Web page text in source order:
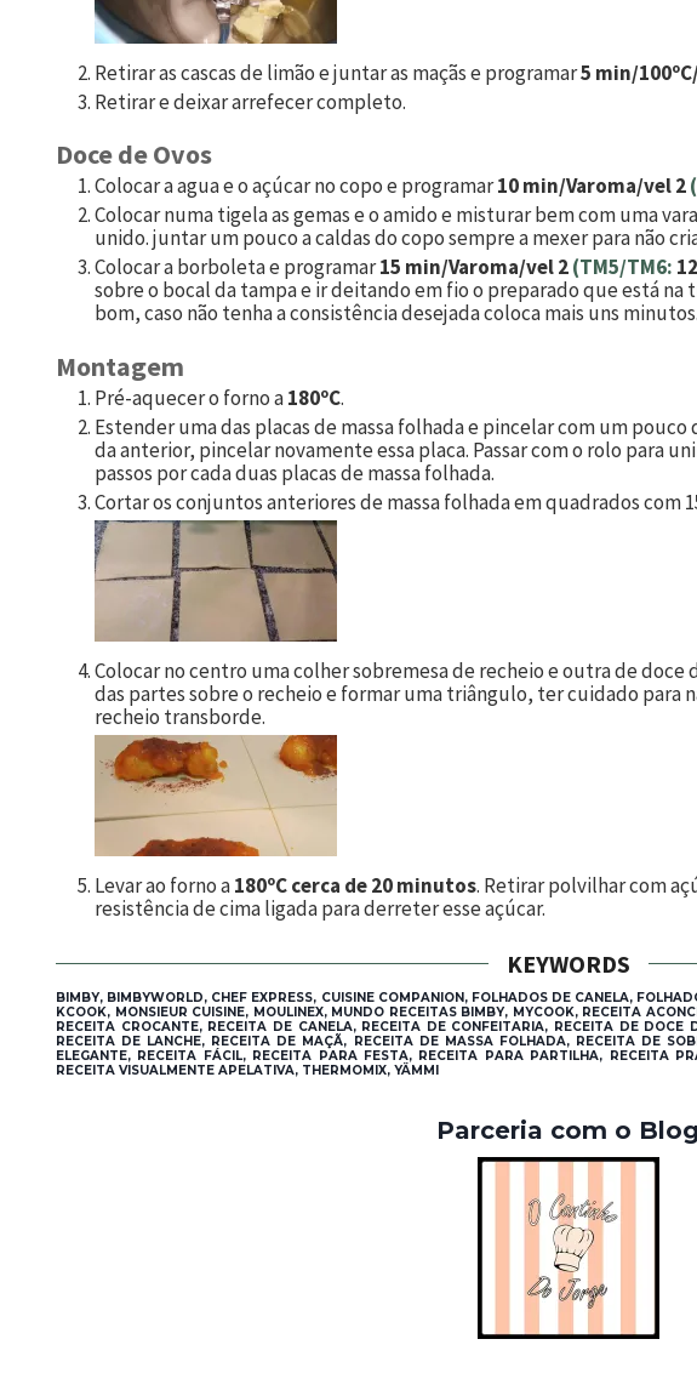
Retirar as cascas de limão e juntar as maçãs e programar5 min/
Retirar e deixar arrefecer completo.
Doce de Ovos
Colocar a agua e o açúcar no copo e programar10 min/Varoma/vel 2
Colocar numa tigela as gemas e o amido e misturar bem com uma
unido. juntar um pouco a caldas do copo sempre a mexer para não
Colocar a borboleta e programar15 min/Varoma/vel 2(TM5/TM6:
sobre o bocal da tampa e ir deitando em fio o preparado que está na
bom, caso não tenha a consistência desejada coloca mais uns
Montagem
Pré-aquecer o forno a180ºC.
Estender uma das placas de massa folhada e pincelar com um
da anterior, pincelar novamente essa placa. Passar com o rolo para
passos por cada duas placas de massa folhada.
Cortar os conjuntos anteriores de massa folhada em quadrados com
Colocar no centro uma colher sobremesa de recheio e outra de
das partes sobre o recheio e formar uma triângulo, ter cuidado para
recheio transborde.
Levar ao forno a180ºC cerca de 20 minutos. Retirar polvilhar com
resistência de cima ligada para derreter esse açúcar.
KEYWORDS
BIMBY, BIMBYWORLD, CHEF EXPRESS, CUISINE COMPANION, FOLHADOS DE CANELA,
KCOOK, MONSIEUR CUISINE, MOULINEX, MUNDO RECEITAS BIMBY, MYCOOK, RECEITA
RECEITA CROCANTE, RECEITA DE CANELA, RECEITA DE CONFEITARIA, RECEITA DE
RECEITA DE LANCHE, RECEITA DE MAÇÃ, RECEITA DE MASSA FOLHADA, RECEITA DE
ELEGANTE, RECEITA FÁCIL, RECEITA PARA FESTA, RECEITA PARA PARTILHA, RECEITA
RECEITA VISUALMENTE APELATIVA, THERMOMIX, YÄMMI
Parceria com o Blog